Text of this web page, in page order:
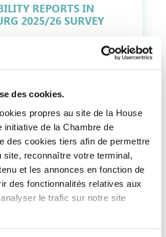
des cookies.
propres au site de la House
initiative de la Chambre de
des cookies tiers afin de permettre
site, reconnaître votre terminal,
et les annonces en fonction de
des fonctionnalités relatives aux
le trafic sur notre site
REPORTS IN
2025/26 SURVEY
DU DÉVELOPPEMENT
ENTREPRISE 2024